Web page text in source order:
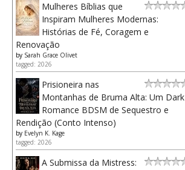
Mulheres Bíblias que
Inspiram Mulheres Modernas:
Histórias de Fé, Coragem e
Renovação
by Sarah Grace Olivet
tagged: 2026
Prisioneira nas
Montanhas de Bruma Alta: Um Dark
Romance BDSM de Sequestro e
Rendição (Conto Intenso)
by Evelyn K. Kage
tagged: 2026
A Submissa da Mistress: